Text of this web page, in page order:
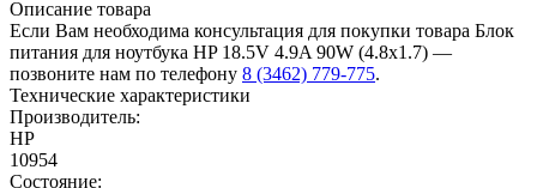
Описание товара
Если Вам необходима консультация для покупки товара Блок
питания для ноутбука HP 18.5V 4.9A 90W (4.8x1.7) —
позвоните нам по телефону 8 (3462) 779-775.
Технические характеристики
Производитель:
HP
10954
Состояние: